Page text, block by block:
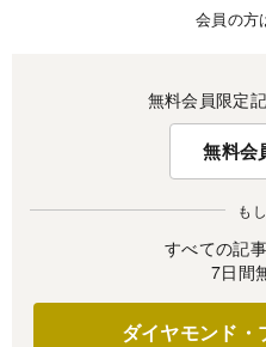
会員の方
無料会員限定
無料会
も
すべての記
7日間
ダイヤモンド